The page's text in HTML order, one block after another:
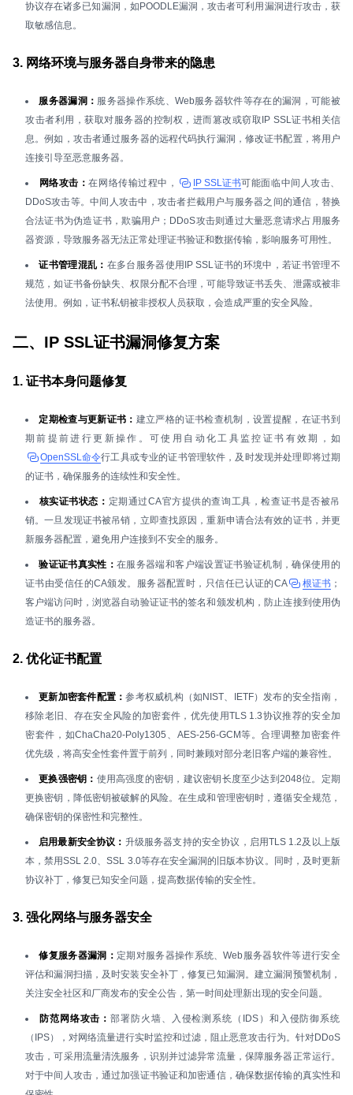
协议存在诸多已知漏洞，如POODLE漏洞，攻击者可利用漏洞进行攻击，获
取敏感信息。
3. 网络环境与服务器自身带来的隐患
服务器漏洞： 服务器操作系统、Web服务器软件等存在的漏洞，可能被
攻击者利用，获取对服务器的控制权，进而篡改或窃取IP SSL证书相关信
息。例如，攻击者通过服务器的远程代码执行漏洞，修改证书配置，将用户
连接引导至恶意服务器。
网络攻击：在网络传输过程中， IP SSL证书可能面临中间人攻击、
DDoS攻击等。中间人攻击中，攻击者拦截用户与服务器之间的通信，替换
合法证书为伪造证书，欺骗用户；DDoS攻击则通过大量恶意请求占用服务
器资源，导致服务器无法正常处理证书验证和数据传输，影响服务可用性。
证书管理混乱： 在多台服务器使用IP SSL证书的环境中，若证书管理不
规范，如证书备份缺失、权限分配不合理，可能导致证书丢失、泄露或被非
法使用。例如，证书私钥被非授权人员获取，会造成严重的安全风险。
二、IP SSL证书漏洞修复方案
1. 证书本身问题修复
定期检查与更新证书： 建立严格的证书检查机制，设置提醒，在证书到
期前提前进行更新操作。可使用自动化工具监控证书有效期，如
OpenSSL命令行工具或专业的证书管理软件，及时发现并处理即将过期
的证书，确保服务的连续性和安全性。
核实证书状态： 定期通过CA官方提供的查询工具，检查证书是否被吊
销。一旦发现证书被吊销，立即查找原因，重新申请合法有效的证书，并更
新服务器配置，避免用户连接到不安全的服务。
验证证书真实性：在服务器端和客户端设置证书验证机制，确保使用的
证书由受信任的CA颁发。服务器配置时，只信任已认证的CA
根证书 ；
客户端访问时，浏览器自动验证证书的签名和颁发机构，防止连接到使用伪
造证书的服务器。
2. 优化证书配置
更新加密套件配置：参考权威机构（如NIST、IETF）发布的安全指南，
移除老旧、存在安全风险的加密套件，优先使用TLS 1.3协议推荐的安全加
密套件，如ChaCha20-Poly1305、AES-256-GCM等。合理调整加密套件
优先级，将高安全性套件置于前列，同时兼顾对部分老旧客户端的兼容性。
更换强密钥： 使用高强度的密钥，建议密钥长度至少达到2048位。定期
更换密钥，降低密钥被破解的风险。在生成和管理密钥时，遵循安全规范，
确保密钥的保密性和完整性。
启用最新安全协议： 升级服务器支持的安全协议，启用TLS 1.2及以上版
本，禁用SSL 2.0、SSL 3.0等存在安全漏洞的旧版本协议。同时，及时更新
协议补丁，修复已知安全问题，提高数据传输的安全性。
3. 强化网络与服务器安全
修复服务器漏洞： 定期对服务器操作系统、Web服务器软件等进行安全
评估和漏洞扫描，及时安装安全补丁，修复已知漏洞。建立漏洞预警机制，
关注安全社区和厂商发布的安全公告，第一时间处理新出现的安全问题。
防范网络攻击：部署防火墙、入侵检测系统（IDS）和入侵防御系统
（IPS），对网络流量进行实时监控和过滤，阻止恶意攻击行为。针对DDoS
攻击，可采用流量清洗服务，识别并过滤异常流量，保障服务器正常运行。
对于中间人攻击，通过加强证书验证和加密通信，确保数据传输的真实性和